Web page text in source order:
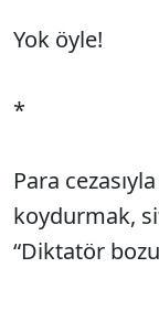
Yok öyle!
*
Para
koydurmak,
“Diktatör